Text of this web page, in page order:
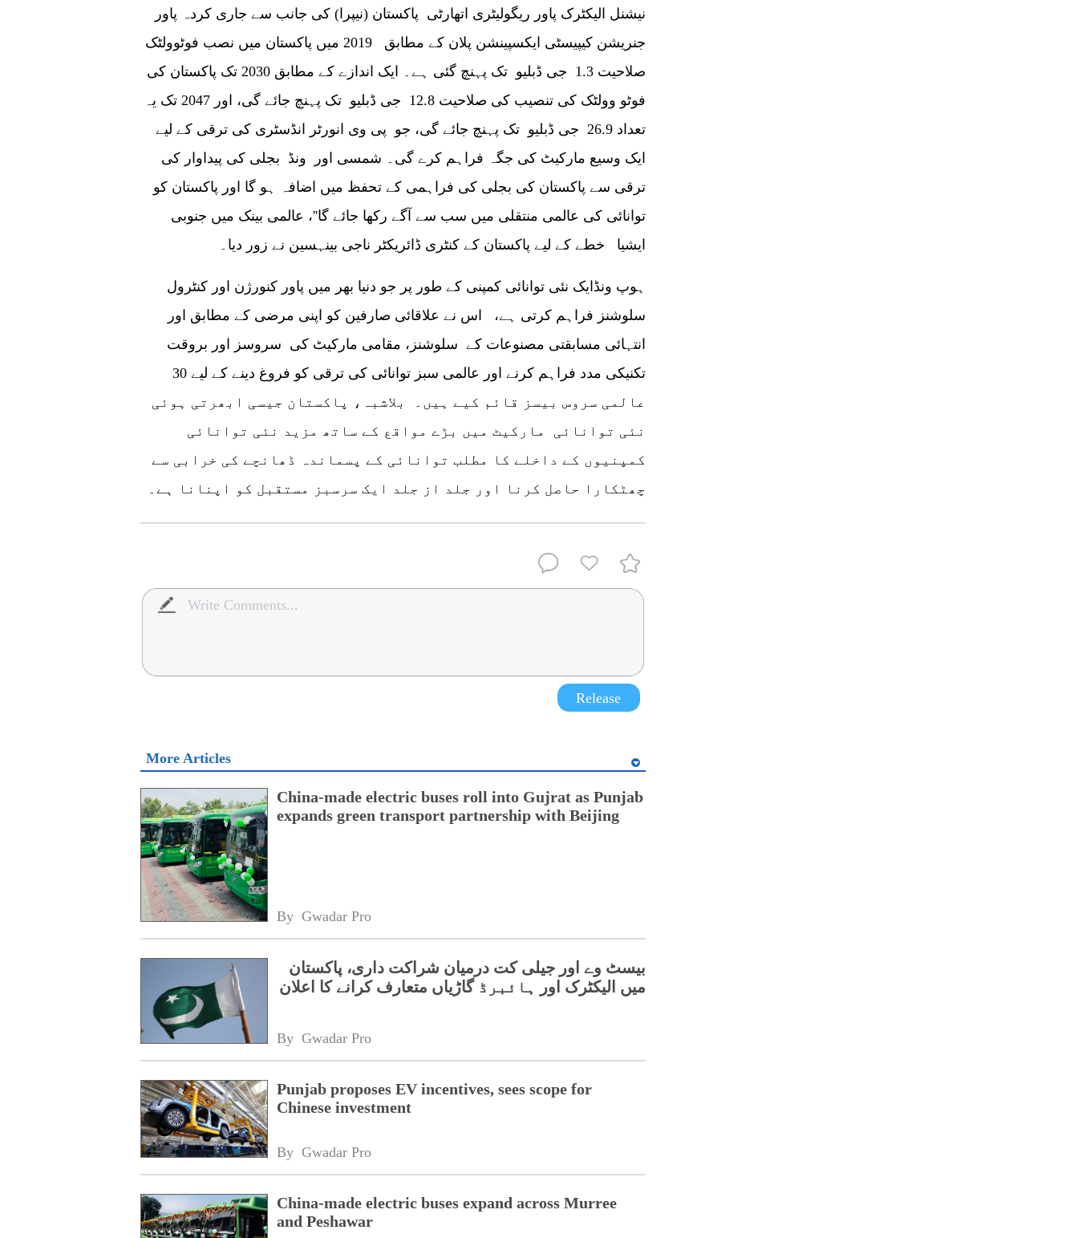
نیشنل الیکٹرک پاور ریگولیٹری اتھارٹی پاکستان (نیپرا) کی جانب سے جاری کردہ پاور
جنریشن کیپیسٹی ایکسپینشن پلان کے مطابق 2019 میں پاکستان میں نصب فوٹوولٹک
صلاحیت 1.3 جی ڈبلیو تک پہنچ گئی ہے۔ ایک اندازے کے مطابق 2030 تک پاکستان کی
فوٹو وولٹک کی تنصیب کی صلاحیت 12.8 جی ڈبلیو تک پہنچ جائے گی، اور 2047 تک یہ
تعداد 26.9 جی ڈبلیو تک پہنچ جائے گی، جو پی وی انورٹر انڈسٹری کی ترقی کے لیے
ایک وسیع مارکیٹ کی جگہ فراہم کرے گی۔ شمسی اور ونڈ بجلی کی پیداوار کی
ترقی سے پاکستان کی بجلی کی فراہمی کے تحفظ میں اضافہ ہو گا اور پاکستان کو
توانائی کی عالمی منتقلی میں سب سے آگے رکھا جائے گا''، عالمی بینک میں جنوبی
ایشیا خطے کے لیے پاکستان کے کنٹری ڈائریکٹر ناجی بینہسین نے زور دیا۔
ہوپ ونڈایک نئی توانائی کمپنی کے طور پر جو دنیا بھر میں پاور کنورژن اور کنٹرول
سلوشنز فراہم کرتی ہے، اس نے علاقائی صارفین کو اپنی مرضی کے مطابق اور
انتہائی مسابقتی مصنوعات کے سلوشنز، مقامی مارکیٹ کی سروسز اور بروقت
تکنیکی مدد فراہم کرنے اور عالمی سبز توانائی کی ترقی کو فروغ دینے کے لیے 30
عالمی سروس بیسز قائم کیے ہیں۔ بلاشبہ، پاکستان جیسی ابھرتی ہوئی
نئی توانائی مارکیٹ میں بڑے مواقع کے ساتھ مزید نئی توانائی
کمپنیوں کے داخلے کا مطلب توانائی کے پسماندہ ڈھانچے کی خرابی سے
چھٹکارا حاصل کرنا اور جلد از جلد ایک سرسبز مستقبل کو اپنانا ہے۔
Release
More Articles
China-made electric buses roll into Gujrat as Punjab
expands green transport partnership with Beijing
By Gwadar Pro
بیسٹ وے اور جیلی کت درمیان شراکت داری، پاکستان
میں الیکٹرک اور ہائبرڈ گاڑیاں متعارف کرانے کا اعلان
By Gwadar Pro
Punjab proposes EV incentives, sees scope for
Chinese investment
By Gwadar Pro
China-made electric buses expand across Murree
and Peshawar